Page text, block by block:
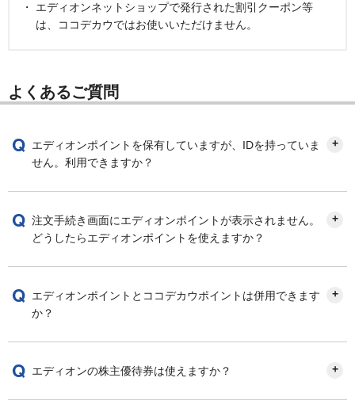
エディオンネットショップで発行された割引クーポン等
は、ココデカウではお使いいただけません。
よくあるご質問
エディオンポイントを保有していますが、IDを持っていま
せん。利用できますか？
注文手続き画面にエディオンポイントが表示されません。
どうしたらエディオンポイントを使えますか？
エディオンポイントとココデカウポイントは併用できます
か？
エディオンの株主優待券は使えますか？